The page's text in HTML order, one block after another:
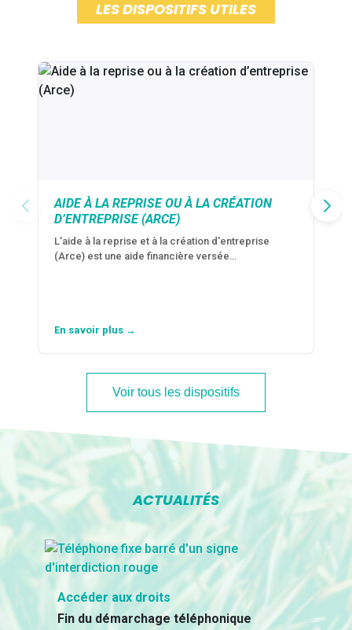
LES DISPOSITIFS UTILES
AIDE À LA REPRISE OU À LA CRÉATION
D’ENTREPRISE (ARCE)
L'aide à la reprise et à la création d'entreprise
(Arce) est une aide financière versée…
En savoir plus →
Voir tous les dispositifs
ACTUALITÉS
Accéder aux droits
Fin du démarchage téléphonique